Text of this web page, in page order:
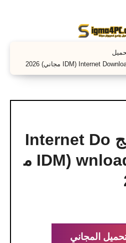
تحميل برنامج Internet Do
wnload Manager (IDM م
المجاني